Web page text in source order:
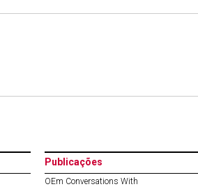
Publicações
OEm Conversations With